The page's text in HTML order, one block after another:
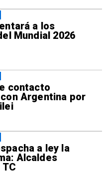
a los
Mundial 2026
contacto
Argentina por
a ley la
Alcaldes